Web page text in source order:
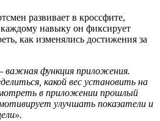
развивает в кроссфите,
навыку он фиксирует
как изменялись достижения за
важная функция приложения.
какой вес установить на
в приложении прошлый
улучшать показатели и